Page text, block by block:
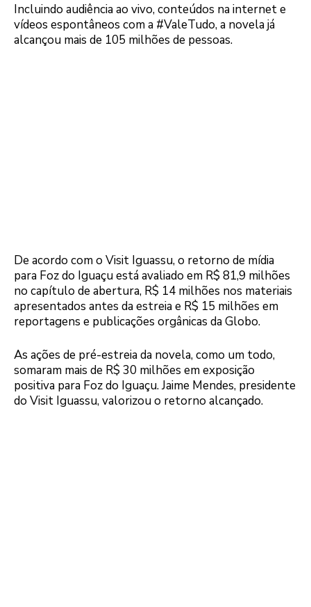
Incluindo audiência ao vivo, conteúdos na internet e
vídeos espontâneos com a #ValeTudo, a novela já
alcançou mais de 105 milhões de pessoas.
De acordo com o Visit Iguassu, o retorno de mídia
para Foz do Iguaçu está avaliado em R$ 81,9 milhões
no capítulo de abertura, R$ 14 milhões nos materiais
apresentados antes da estreia e R$ 15 milhões em
reportagens e publicações orgânicas da Globo.
As ações de pré-estreia da novela, como um todo,
somaram mais de R$ 30 milhões em exposição
positiva para Foz do Iguaçu. Jaime Mendes, presidente
do Visit Iguassu, valorizou o retorno alcançado.